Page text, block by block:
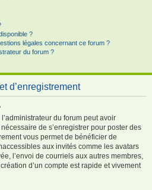
?
légales concernant ce forum ?
du forum ?
d’enregistrement
du forum peut avoir
de s’enregistrer pour poster des
vous permet de bénéficier de
aux invités comme les avatars
l’envoi de courriels aux autres membres,
d’un compte est rapide et vivement